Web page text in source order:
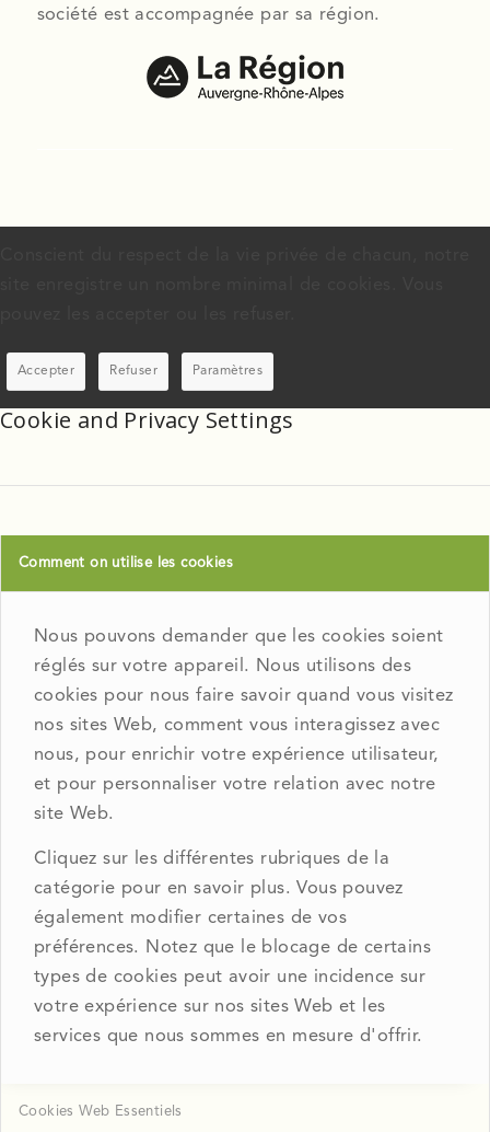
société est accompagnée par sa région.
Accepter Refuser Paramètres
Cookie and Privacy Settings
Comment on utilise les cookies
Nous pouvons demander que les cookies soient
réglés sur votre appareil. Nous utilisons des
cookies pour nous faire savoir quand vous visitez
nos sites Web, comment vous interagissez avec
nous, pour enrichir votre expérience utilisateur,
et pour personnaliser votre relation avec notre
site Web.
Cliquez sur les différentes rubriques de la
catégorie pour en savoir plus. Vous pouvez
également modifier certaines de vos
préférences. Notez que le blocage de certains
types de cookies peut avoir une incidence sur
votre expérience sur nos sites Web et les
services que nous sommes en mesure d'offrir.
Cookies Web Essentiels